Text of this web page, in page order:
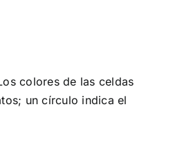
colores de las celdas
un círculo indica el